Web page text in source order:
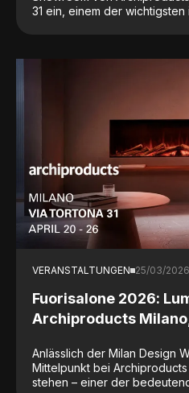
31 ein, einem der wichtigsten
VERANSTALTUNGEN 25/03/2026
Fuorisalone 2026:
Archiproducts
Anlässlich der Milan Design
Mittelpunkt bei Archiproducts
stehen – einer der